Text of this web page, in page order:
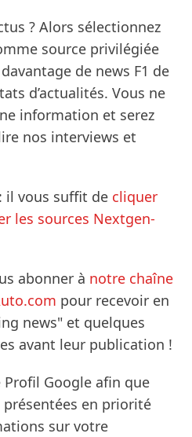
? Alors sélectionnez
source privilégiée
de news F1 de
d’actualités. Vous ne
information et serez
nos interviews et
il vous suffit de cliquer
les sources Nextgen-
abonner à notre chaîne
pour recevoir en
news" et quelques
avant leur publication !
Google afin que
en priorité
sur votre